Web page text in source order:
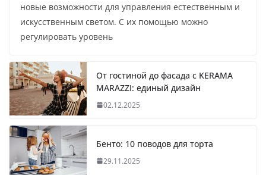
новые возможности для управления естественным и
искусственным светом. С их помощью можно
регулировать уровень
От гостиной до фасада с KERAMA
MARAZZI: единый дизайн
02.12.2025
Бенто: 10 поводов для торта
29.11.2025